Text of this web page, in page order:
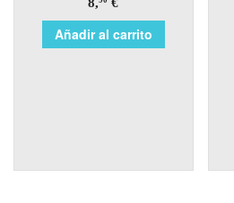
Añadir al carrito